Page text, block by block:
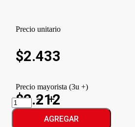
Precio unitario
$2.433
Precio mayorista (3u +)
$2.212
ALGABO
GEL
POMO
AGREGAR